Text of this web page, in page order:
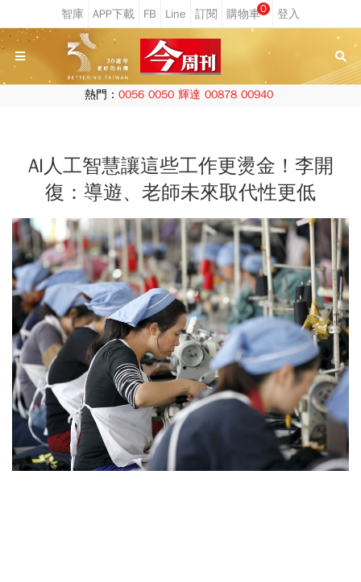
0
熱門： 0056 0050 輝達 00878 00940
AI人工智慧讓這些工作更燙金！李開
復：導遊、老師未來取代性更低